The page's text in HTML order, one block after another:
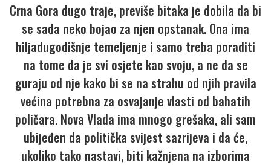
Crna Gora dugo traje, previše bitaka je dobila da bi
se sada neko bojao za njen opstanak. Ona ima
hiljadugodišnje temeljenje i samo treba poraditi
na tome da je svi osjete kao svoju, a ne da se
guraju od nje kako bi se na strahu od njih pravila
većina potrebna za osvajanje vlasti od bahatih
poličara. Nova Vlada ima mnogo grešaka, ali sam
ubijeđen da politička svijest sazrijeva i da će,
ukoliko tako nastavi, biti kažnjena na izborima